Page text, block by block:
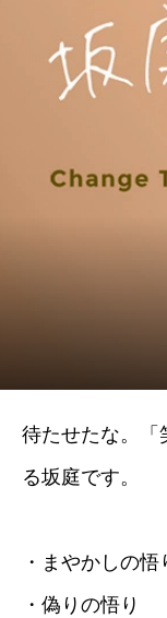
待たせたな。「
る坂庭です。
・まやかしの悟
・偽りの悟り